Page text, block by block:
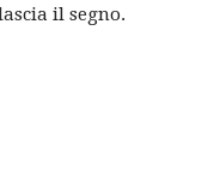
il segno.